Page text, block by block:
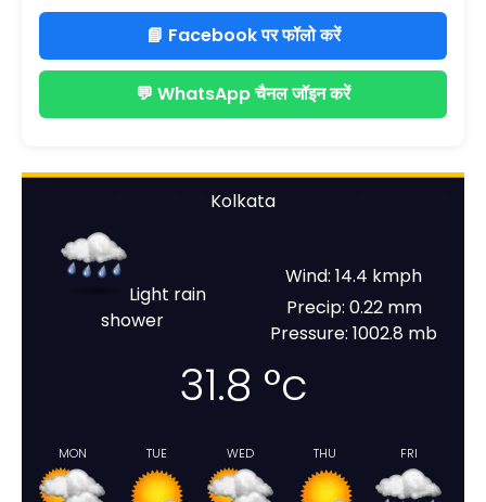
📘 Facebook पर फॉलो करें
💬 WhatsApp चैनल जॉइन करें
Kolkata
Light rain
shower
Wind: 14.4 kmph
Precip: 0.22 mm
Pressure: 1002.8 mb
31.8 °c
MON TUE WED THU FRI